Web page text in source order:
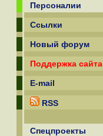
Персоналии
Ссылки
Новый форум
Поддержка сайта
E-mail
RSS
Спецпроекты